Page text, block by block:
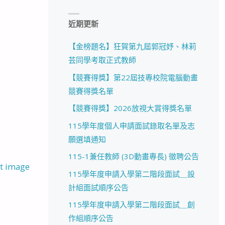
image
近期更新
【金榜題名】狂賀第九屆郭冠妤、林莉
芸同學考取正式教師
【競賽得獎】第22屆技專校院電腦動畫
競賽得獎名單
【競賽得獎】2026放視大賞得獎名單
115學年度個人申請面試錄取名單及志
願選填通知
115-1兼任教師 (3D動畫專長) 徵聘公告
115學年度申請入學第二階段面試＿設
計組面試順序公告
115學年度申請入學第二階段面試＿創
作組順序公告